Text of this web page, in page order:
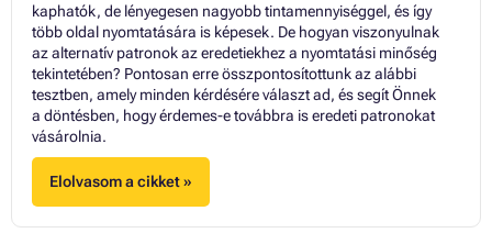
kaphatók, de lényegesen nagyobb tintamennyiséggel, és így
több oldal nyomtatására is képesek. De hogyan viszonyulnak
az alternatív patronok az eredetiekhez a nyomtatási minőség
tekintetében? Pontosan erre összpontosítottunk az alábbi
tesztben, amely minden kérdésére választ ad, és segít Önnek
a döntésben, hogy érdemes-e továbbra is eredeti patronokat
vásárolnia.
Elolvasom a cikket »